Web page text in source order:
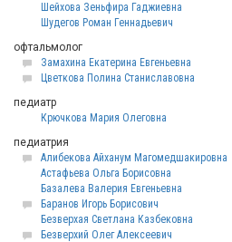
Шейхова Зеньфира Гаджиевна
Шудегов Роман Геннадьевич
офтальмолог
Замахина Екатерина Евгеньевна
Цветкова Полина Станиславовна
педиатр
Крючкова Мария Олеговна
педиатрия
Алибекова Айханум Магомедшакировна
Астафьева Ольга Борисовна
Базалева Валерия Евгеньевна
Баранов Игорь Борисович
Безверхая Светлана Казбековна
Безверхий Олег Алексеевич